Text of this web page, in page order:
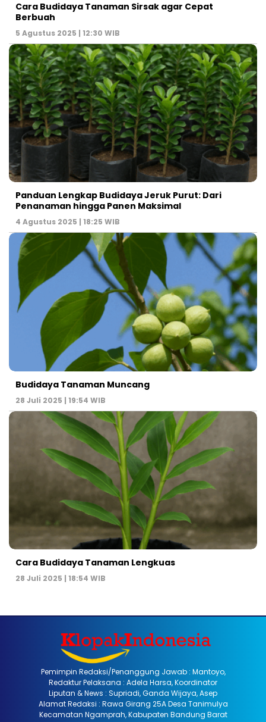
Cara Budidaya Tanaman Sirsak agar Cepat
Berbuah
5 Agustus 2025 | 12:30 WIB
Panduan Lengkap Budidaya Jeruk Purut: Dari
Penanaman hingga Panen Maksimal
4 Agustus 2025 | 18:25 WIB
Budidaya Tanaman Muncang
28 Juli 2025 | 19:54 WIB
Cara Budidaya Tanaman Lengkuas
28 Juli 2025 | 18:54 WIB
Pemimpin Redaksi/Penanggung Jawab : Mantoyo,
Redaktur Pelaksana : Adela Harsa, Koordinator
Liputan & News : Supriadi, Ganda Wijaya, Asep
Alamat Redaksi : Rawa Girang 25A Desa Tanimulya
Kecamatan Ngamprah, Kabupaten Bandung Barat